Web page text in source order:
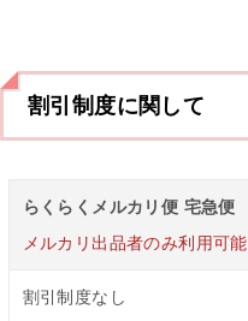
割引制度に関して
らくらくメルカリ便 宅急便
メルカリ出品者のみ利用可能
割引制度なし